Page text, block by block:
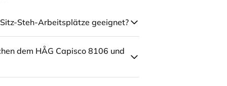
Steh-Arbeitsplätze geeignet?
dem HÅG Capisco 8106 und